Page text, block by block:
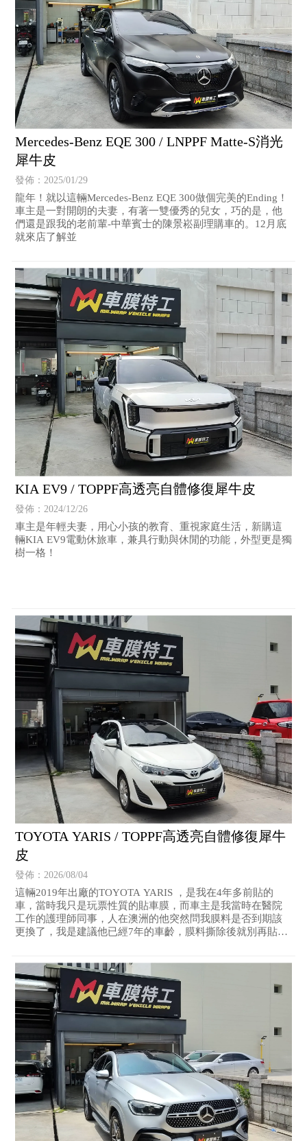
Mercedes-Benz EQE 300 / LNPPF Matte-S消光
犀牛皮
發佈：2025/01/29
龍年！就以這輛Mercedes-Benz EQE 300做個完美的Ending！
車主是一對開朗的夫妻，有著一雙優秀的兒女，巧的是，他
們還是跟我的老前輩-中華賓士的陳景崧副理購車的。12月底
就來店了解並
KIA EV9 / TOPPF高透亮自體修復犀牛皮
發佈：2024/12/26
車主是年輕夫妻，用心小孩的教育、重視家庭生活，新購這
輛KIA EV9電動休旅車，兼具行動與休閒的功能，外型更是獨
樹一格！
TOYOTA YARIS / TOPPF高透亮自體修復犀牛
皮
發佈：2026/08/04
這輛2019年出廠的TOYOTA YARIS ，是我在4年多前貼的
車，當時我只是玩票性質的貼車膜，而車主是我當時在醫院
工作的護理師同事，人在澳洲的他突然問我膜料是否到期該
更換了，我是建議他已經7年的車齡，膜料撕除後就別再貼
到車後，發現每一片板金都有傷，還好有犀牛皮擋下來，另
外前保桿下緣的飾板有些微破損，在不修復的狀態下，我選
用黑色犀牛皮包覆破損板件並拉紅色線條點綴，更顯運動風
格，車齡立馬年輕5歲，可以再漂亮好幾年！